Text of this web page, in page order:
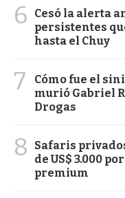
6
Cesó la alerta
persistentes
hasta el Chuy
7
Cómo fue el
murió Gabriel
Drogas
8
Safaris
de US$ 3.000
premium